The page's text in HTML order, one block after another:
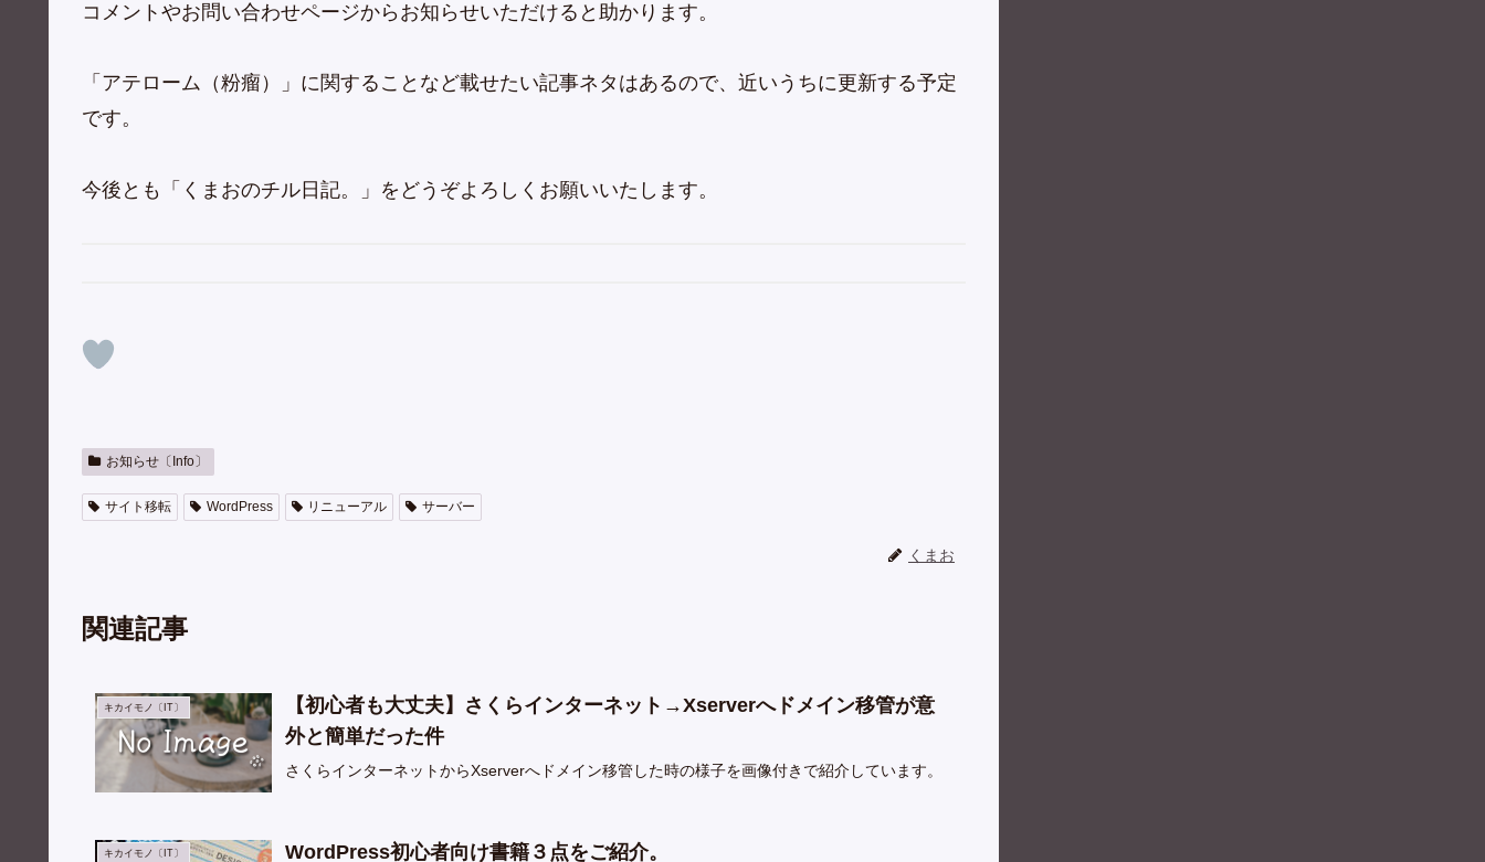
コメントやお問い合わせページからお知らせいただけると助かります。
「アテローム（粉瘤）」に関することなど載せたい記事ネタはあるので、近いうちに更新する予定
です。
今後とも「くまおのチル日記。」をどうぞよろしくお願いいたします。
お知らせ〔Info〕
サイト移転 WordPress リニューアル サーバー
くまお
関連記事
キカイモノ〔IT〕
【初心者も大丈夫】さくらインターネット→Xserverへドメイン移管が意
外と簡単だった件
さくらインターネットからXserverへドメイン移管した時の様子を画像付きで紹介しています。
キカイモノ〔IT〕 WordPress初心者向け書籍３点をご紹介。